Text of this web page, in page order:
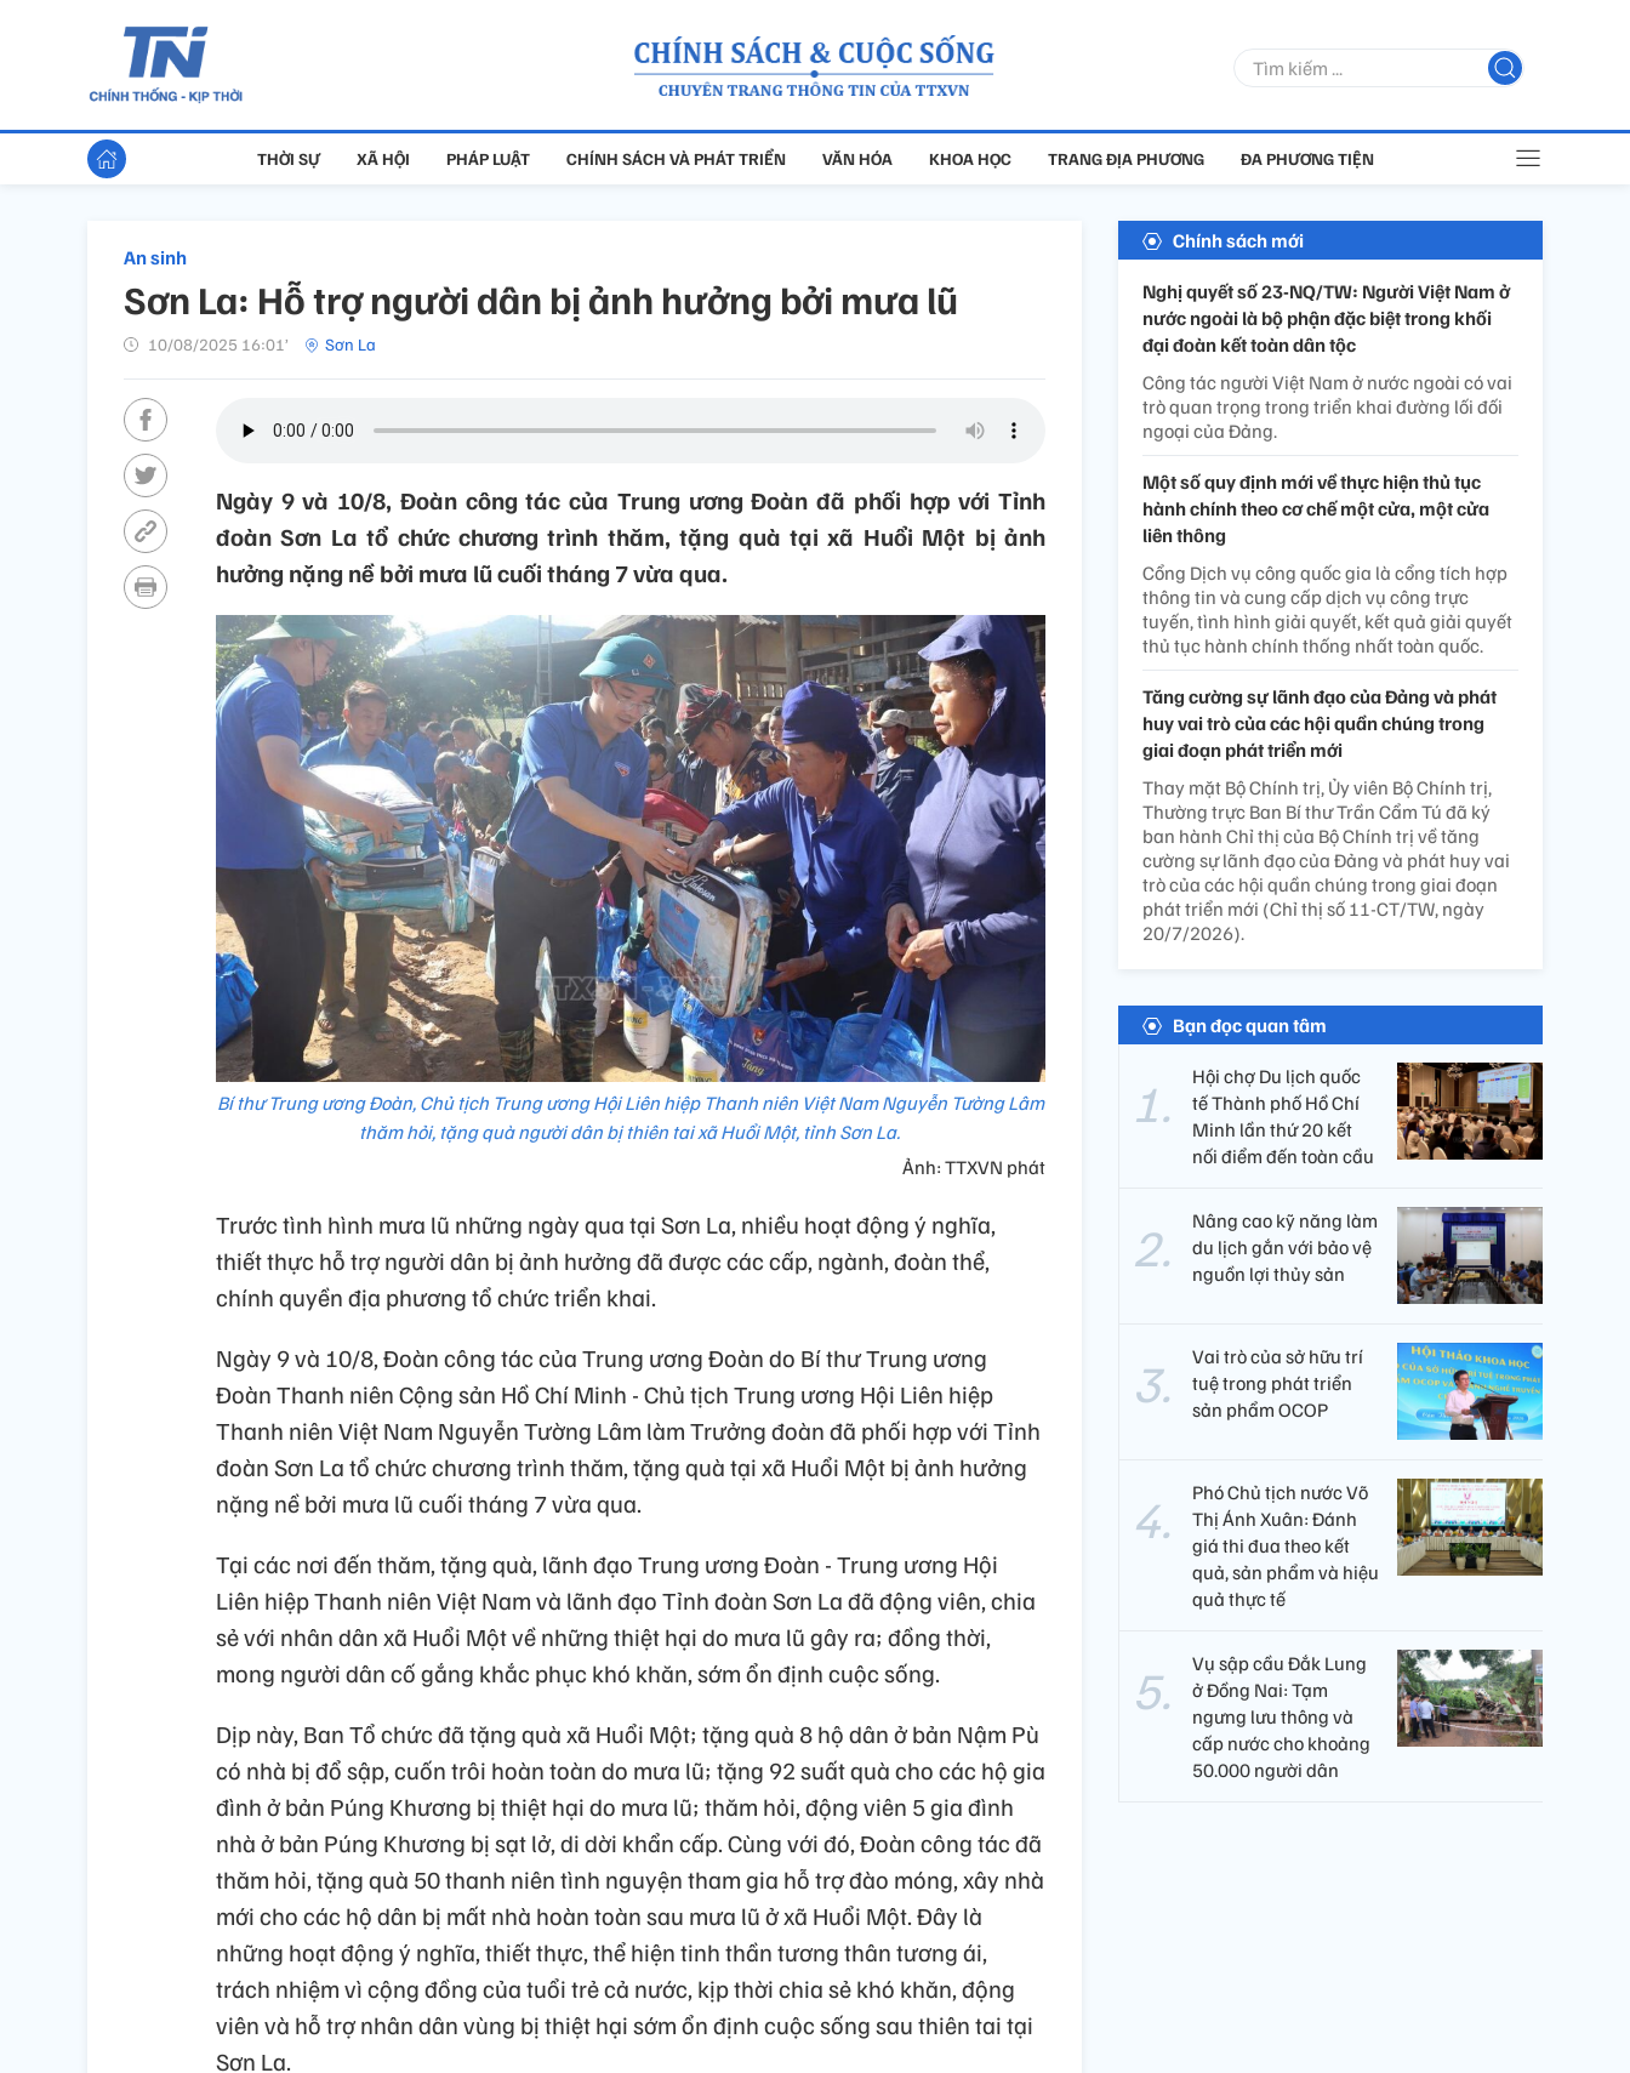
THỜI SỰ XÃ HỘI PHÁP LUẬT CHÍNH SÁCH VÀ PHÁT TRIỂN VĂN HÓA KHOA HỌC TRANG ĐỊA PHƯƠNG ĐA PHƯƠNG TIỆN
An sinh
Sơn La: Hỗ trợ người dân bị ảnh hưởng bởi mưa lũ
10/08/2025 16:01’ Sơn La
Ngày 9 và 10/8, Đoàn công tác của Trung ương Đoàn đã phối hợp với Tỉnh
đoàn Sơn La tổ chức chương trình thăm, tặng quà tại xã Huổi Một bị ảnh
hưởng nặng nề bởi mưa lũ cuối tháng 7 vừa qua.
Bí thư Trung ương Đoàn, Chủ tịch Trung ương Hội Liên hiệp Thanh niên Việt Nam Nguyễn Tường Lâm
thăm hỏi, tặng quà người dân bị thiên tai xã Huổi Một, tỉnh Sơn La.
Ảnh: TTXVN phát
Trước tình hình mưa lũ những ngày qua tại Sơn La, nhiều hoạt động ý nghĩa,
thiết thực hỗ trợ người dân bị ảnh hưởng đã được các cấp, ngành, đoàn thể,
chính quyền địa phương tổ chức triển khai.
Ngày 9 và 10/8, Đoàn công tác của Trung ương Đoàn do Bí thư Trung ương
Đoàn Thanh niên Cộng sản Hồ Chí Minh - Chủ tịch Trung ương Hội Liên hiệp
Thanh niên Việt Nam Nguyễn Tường Lâm làm Trưởng đoàn đã phối hợp với Tỉnh
đoàn Sơn La tổ chức chương trình thăm, tặng quà tại xã Huổi Một bị ảnh hưởng
nặng nề bởi mưa lũ cuối tháng 7 vừa qua.
Tại các nơi đến thăm, tặng quà, lãnh đạo Trung ương Đoàn - Trung ương Hội
Liên hiệp Thanh niên Việt Nam và lãnh đạo Tỉnh đoàn Sơn La đã động viên, chia
sẻ với nhân dân xã Huổi Một về những thiệt hại do mưa lũ gây ra; đồng thời,
mong người dân cố gắng khắc phục khó khăn, sớm ổn định cuộc sống.
Dịp này, Ban Tổ chức đã tặng quà xã Huổi Một; tặng quà 8 hộ dân ở bản Nậm Pù
có nhà bị đổ sập, cuốn trôi hoàn toàn do mưa lũ; tặng 92 suất quà cho các hộ gia
đình ở bản Púng Khương bị thiệt hại do mưa lũ; thăm hỏi, động viên 5 gia đình
nhà ở bản Púng Khương bị sạt lở, di dời khẩn cấp. Cùng với đó, Đoàn công tác đã
thăm hỏi, tặng quà 50 thanh niên tình nguyện tham gia hỗ trợ đào móng, xây nhà
mới cho các hộ dân bị mất nhà hoàn toàn sau mưa lũ ở xã Huổi Một. Đây là
những hoạt động ý nghĩa, thiết thực, thể hiện tinh thần tương thân tương ái,
trách nhiệm vì cộng đồng của tuổi trẻ cả nước, kịp thời chia sẻ khó khăn, động
viên và hỗ trợ nhân dân vùng bị thiệt hại sớm ổn định cuộc sống sau thiên tai tại
Sơn La.
Chính sách mới
Nghị quyết số 23-NQ/TW: Người Việt Nam ở
nước ngoài là bộ phận đặc biệt trong khối
đại đoàn kết toàn dân tộc
Công tác người Việt Nam ở nước ngoài có vai
trò quan trọng trong triển khai đường lối đối
ngoại của Đảng.
Một số quy định mới về thực hiện thủ tục
hành chính theo cơ chế một cửa, một cửa
liên thông
Cổng Dịch vụ công quốc gia là cổng tích hợp
thông tin và cung cấp dịch vụ công trực
tuyến, tình hình giải quyết, kết quả giải quyết
thủ tục hành chính thống nhất toàn quốc.
Tăng cường sự lãnh đạo của Đảng và phát
huy vai trò của các hội quần chúng trong
giai đoạn phát triển mới
Thay mặt Bộ Chính trị, Ủy viên Bộ Chính trị,
Thường trực Ban Bí thư Trần Cẩm Tú đã ký
ban hành Chỉ thị của Bộ Chính trị về tăng
cường sự lãnh đạo của Đảng và phát huy vai
trò của các hội quần chúng trong giai đoạn
phát triển mới (Chỉ thị số 11-CT/TW, ngày
20/7/2026).
Bạn đọc quan tâm
Hội chợ Du lịch quốc
tế Thành phố Hồ Chí
Minh lần thứ 20 kết
nối điểm đến toàn cầu
Nâng cao kỹ năng làm
du lịch gắn với bảo vệ
nguồn lợi thủy sản
Vai trò của sở hữu trí
tuệ trong phát triển
sản phẩm OCOP
Phó Chủ tịch nước Võ
Thị Ánh Xuân: Đánh
giá thi đua theo kết
quả, sản phẩm và hiệu
quả thực tế
Vụ sập cầu Đắk Lung
ở Đồng Nai: Tạm
ngưng lưu thông và
cấp nước cho khoảng
50.000 người dân